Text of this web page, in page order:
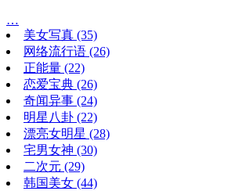
…
美女写真 (35)
网络流行语 (26)
正能量 (22)
恋爱宝典 (26)
奇闻异事 (24)
明星八卦 (22)
漂亮女明星 (28)
宅男女神 (30)
二次元 (29)
韩国美女 (44)